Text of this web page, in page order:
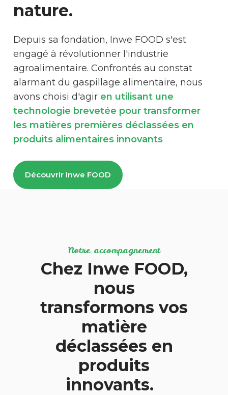
nature.
Depuis sa fondation, Inwe FOOD s'est
engagé à révolutionner l'industrie
agroalimentaire. Confrontés au constat
alarmant du gaspillage alimentaire, nous
avons choisi d'agir en utilisant une
technologie brevetée pour transformer
les matières premières déclassées en
produits alimentaires innovants
Découvrir Inwe FOOD
Notre accompagnement
Chez Inwe FOOD,
nous
transformons vos
matière
déclassées en
produits
innovants.